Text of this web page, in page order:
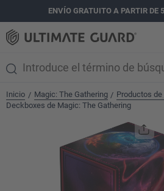
principalENVÍO GRATUITO A PARTIR DE
Inicio / Magic: The Gathering / Productos
Deckboxes de Magic: The Gathering